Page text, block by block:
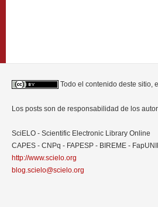
Todo el contenido deste sitio,
Los posts son de responsabilidad de los
SciELO - Scientific Electronic Library Online
CAPES - CNPq - FAPESP - BIREME -
http://www.scielo.org
blog.scielo@scielo.org